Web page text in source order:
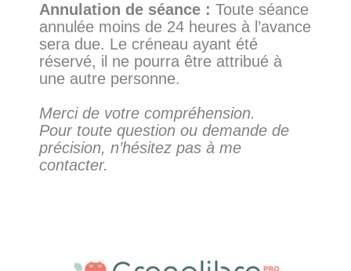
Annulation de séance : Toute séance
annulée moins de 24 heures à l’avance
sera due. Le créneau ayant été
réservé, il ne pourra être attribué à
une autre personne.
Merci de votre compréhension.
Pour toute question ou demande de
précision, n’hésitez pas à me
contacter.